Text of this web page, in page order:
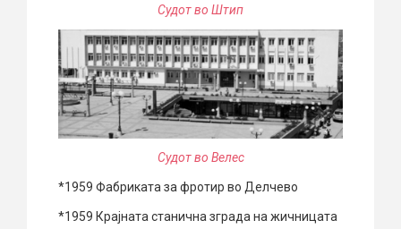
Судот во Штип
Судот во Велес
*1959 Фабриката за фротир во Делчево
*1959 Крајната станична зграда на жичницата